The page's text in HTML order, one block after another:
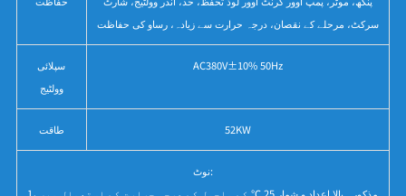
سرکٹ، مرحلے کے نقصان، درجہ حرارت سے زیادہ، رساو کی حفاظت
سپلائی
وولٹیج
AC380V±10% 50Hz
طاقت 52KW
نوٹ: